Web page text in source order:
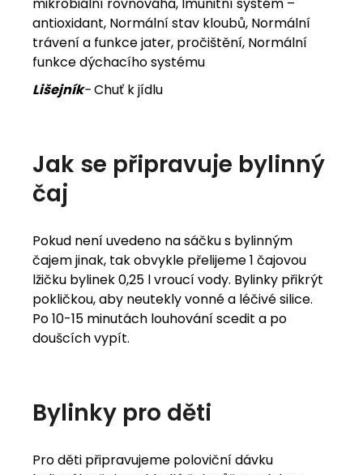
antioxidant, Normální stav kloubů, Normální
trávení a funkce jater, pročištění, Normální
funkce dýchacího systému
Lišejník-Chuť k jídlu
Jak se připravuje bylinný
čaj
Pokud není uvedeno na sáčku s bylinným
čajem jinak, tak obvykle přelijeme 1 čajovou
lžičku bylinek 0,25 l vroucí vody. Bylinky přikrýt
pokličkou, aby neutekly vonné a léčivé silice.
Po 10-15 minutách louhování scedit a po
doušcích vypít.
Bylinky pro děti
Pro děti připravujeme poloviční dávku